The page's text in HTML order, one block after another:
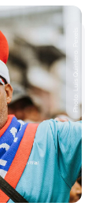
Photo: Luis Quintero, Pexels